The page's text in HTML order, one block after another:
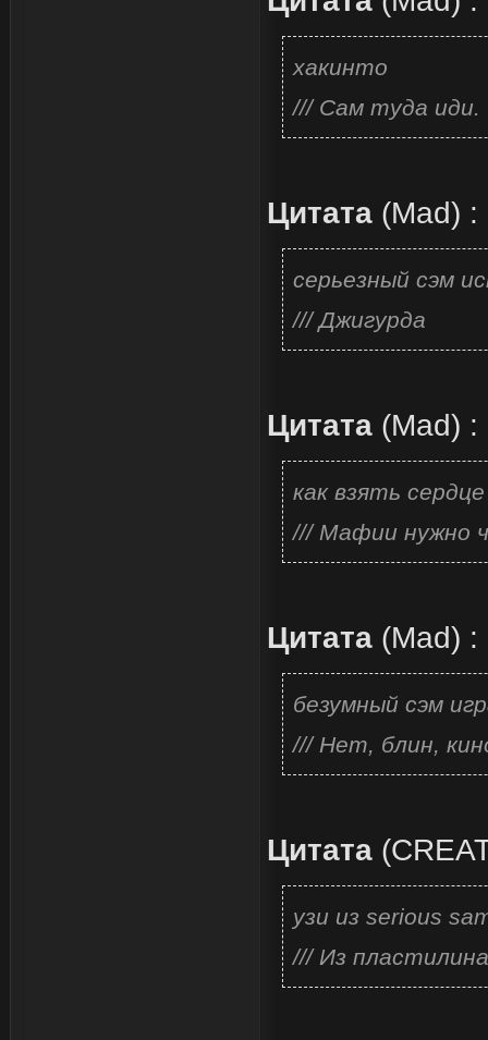
хакинто
/// Сам туда иди.
Цитата (Mad) :
серьезный сэм
/// Джигурда
Цитата (Mad) :
как взять
/// Мафии нужно
Цитата (Mad) :
безумный сэм
/// Нет, блин,
Цитата (
узи из serious
/// Из